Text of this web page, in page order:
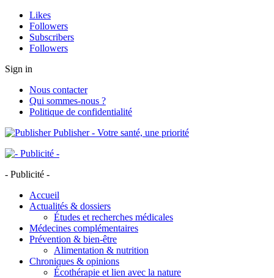
Likes
Followers
Subscribers
Followers
Sign in
Nous contacter
Qui sommes-nous ?
Politique de confidentialité
Publisher - Votre santé, une priorité
- Publicité -
Accueil
Actualités & dossiers
Études et recherches médicales
Médecines complémentaires
Prévention & bien-être
Alimentation & nutrition
Chroniques & opinions
Écothérapie et lien avec la nature